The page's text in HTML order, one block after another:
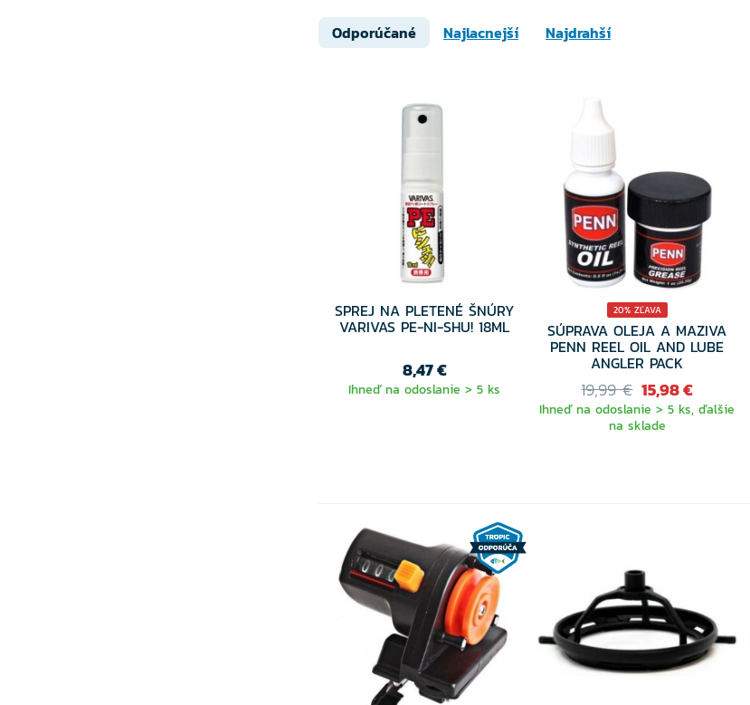
Odporúčané Najlacnejší Najdrahší
SPREJ NA PLETENÉ ŠNÚRY
VARIVAS PE-NI-SHU! 18ML
8,47 €
Ihneď na odoslanie > 5 ks
20% ZĽAVA
SÚPRAVA OLEJA A MAZIVA
PENN REEL OIL AND LUBE
ANGLER PACK
19,99 € 15,98 €
Ihneď na odoslanie > 5 ks, ďalšie
na sklade